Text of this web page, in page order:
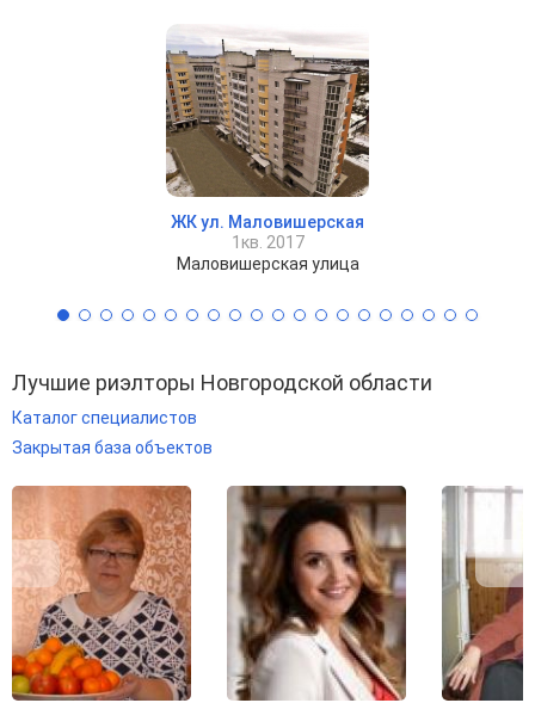
ЖК ул. Маловишерская
1кв. 2017
Маловишерская улица
Лучшие риэлторы Новгородской области
Каталог специалистов
Закрытая база объектов